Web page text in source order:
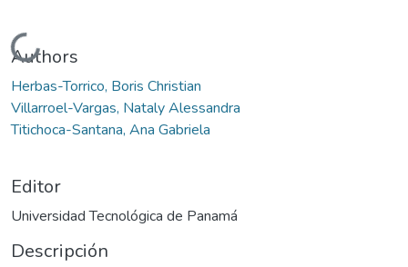
Cargando...
Authors
Herbas-Torrico, Boris Christian
Villarroel-Vargas, Nataly Alessandra
Titichoca-Santana, Ana Gabriela
Editor
Universidad Tecnológica de Panamá
Descripción